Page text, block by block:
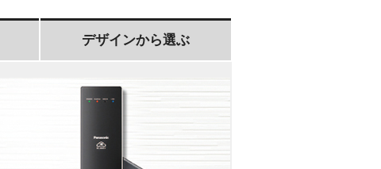
デザインから選ぶ